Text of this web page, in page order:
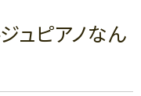
ジュピアノなん